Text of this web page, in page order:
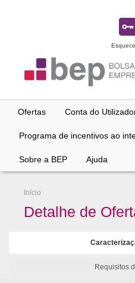
Ofertas Conta do
Programa de incentivos ao
Sobre a BEP Ajuda
Início
Detalhe de
Requisitos